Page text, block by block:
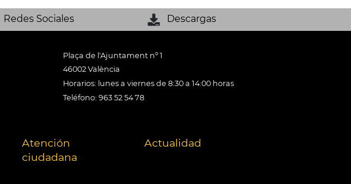
Redes Sociales Descargas
Plaça de l'Ajuntament nº 1
46002 València
Horarios: lunes a viernes de 8:30 a 14:00 horas
Teléfono: 963 52 54 78
Atención
ciudadana
Actualidad